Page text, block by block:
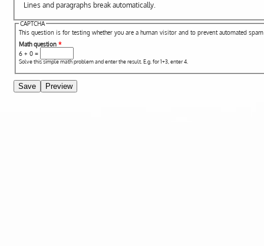
Lines and paragraphs break automatically.
CAPTCHA
This question is for testing whether you are a human visitor and to prevent automated
Math question *
6 + 0 =
Solve this simple math problem and enter the result. E.g. for 1+3, enter 4.